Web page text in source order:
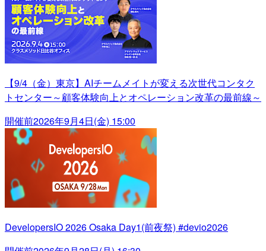
【9/4（金）東京】AIチームメイトが変える次世代コンタク
トセンター～顧客体験向上とオペレーション改革の最前線～
開催前2026年9月4日(金) 15:00
DevelopersIO 2026 Osaka Day1(前夜祭) #devio2026